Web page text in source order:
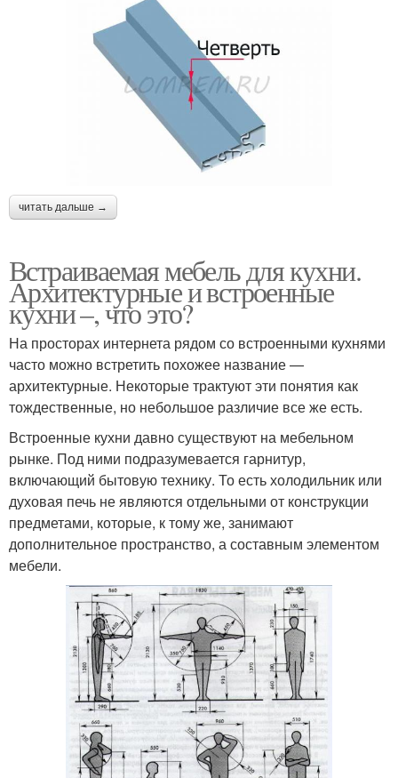
читать дальше →
Встраиваемая мебель для кухни.
Архитектурные и встроенные
кухни –, что это?
На просторах интернета рядом со встроенными кухнями
часто можно встретить похожее название —
архитектурные. Некоторые трактуют эти понятия как
тождественные, но небольшое различие все же есть.
Встроенные кухни давно существуют на мебельном
рынке. Под ними подразумевается гарнитур,
включающий бытовую технику. То есть холодильник или
духовая печь не являются отдельными от конструкции
предметами, которые, к тому же, занимают
дополнительное пространство, а составным элементом
мебели.